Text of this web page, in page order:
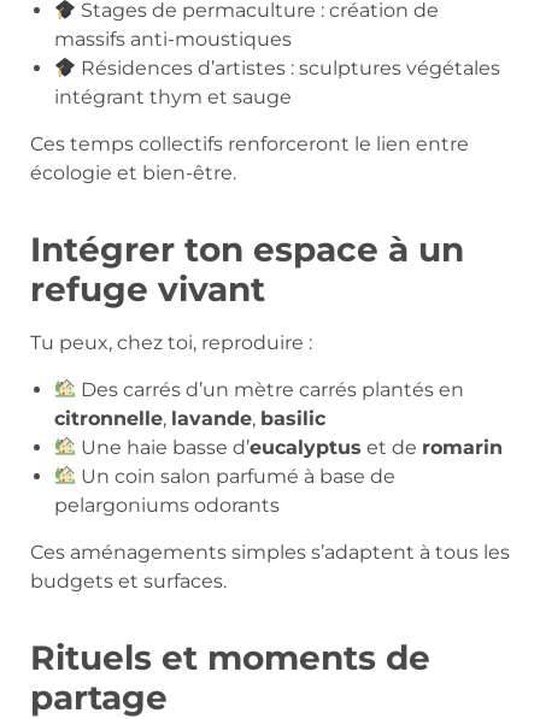
Stages de permaculture : création de
massifs anti-moustiques
Résidences d’artistes : sculptures végétales
intégrant thym et sauge
Ces temps collectifs renforceront le lien entre
écologie et bien-être.
Intégrer ton espace à un
refuge vivant
Tu peux, chez toi, reproduire :
Des carrés d’un mètre carrés plantés en
citronnelle, lavande, basilic
Une haie basse d’eucalyptus et de romarin
Un coin salon parfumé à base de
pelargoniums odorants
Ces aménagements simples s’adaptent à tous les
budgets et surfaces.
Rituels et moments de
partage